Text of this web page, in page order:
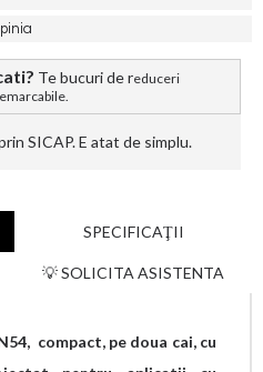
Te bucuri de reduceri
SICAP. E atat de simplu.
SPECIFICAŢII
💡 SOLICITA ASISTENTA
compact, pe doua cai, cu